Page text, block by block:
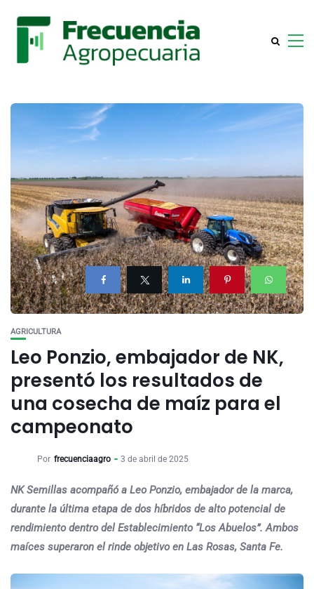
AGRICULTURA
Leo Ponzio, embajador de NK,
presentó los resultados de
una cosecha de maíz para el
campeonato
Por frecuenciaagro 3 de abril de 2025
NK Semillas acompañó a Leo Ponzio, embajador de la marca,
durante la última etapa de dos híbridos de alto potencial de
rendimiento dentro del Establecimiento “Los Abuelos”. Ambos
maíces superaron el rinde objetivo en Las Rosas, Santa Fe.